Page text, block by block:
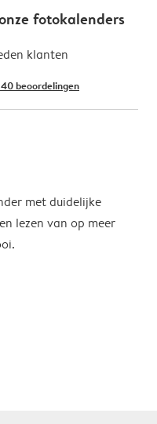
fotokalenders
klanten
beoordelingen
met duidelijke
lezen van op meer